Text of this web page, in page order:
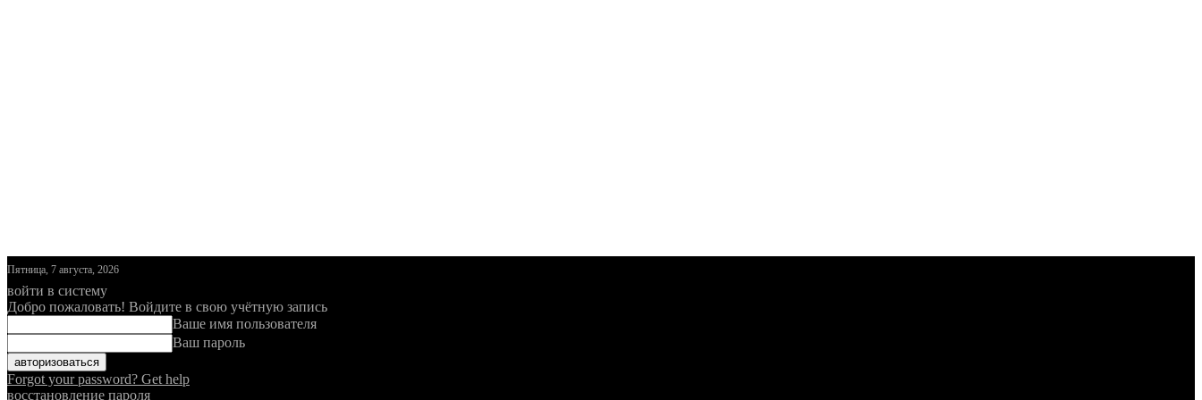
Пятница, 7 августа, 2026
войти в систему
Добро пожаловать! Войдите в свою учётную запись
Ваше имя пользователя
Ваш пароль
Forgot your password? Get help
восстановление пароля